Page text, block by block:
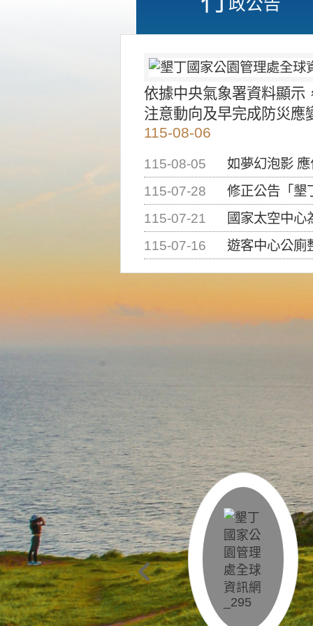
依據中央氣象署資料顯示
注意動向及早完成防災應
115-08-06
115-08-05
如夢幻泡影
115-07-28
修正公告「墾丁國家公
115-07-21
國家太空中心為辦理
115-07-16
遊客中心公廁